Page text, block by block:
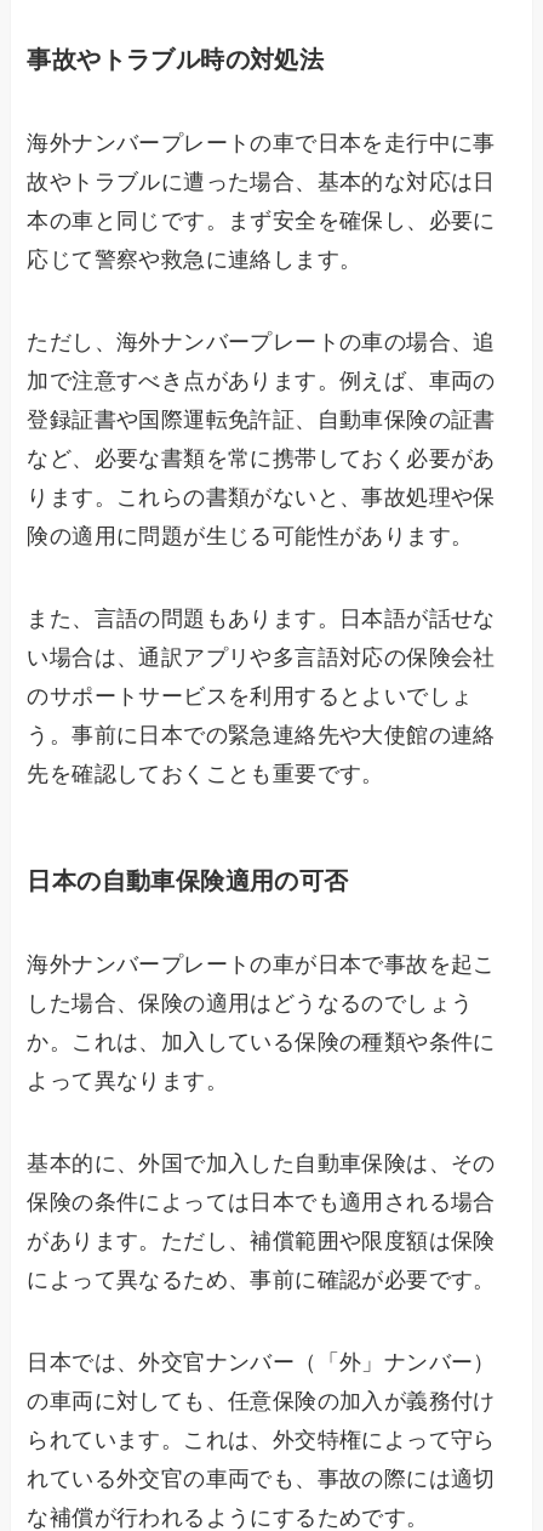
事故やトラブル時の対処法
海外ナンバープレートの車で日本を走行中に事
故やトラブルに遭った場合、基本的な対応は日
本の車と同じです。まず安全を確保し、必要に
応じて警察や救急に連絡します。
ただし、海外ナンバープレートの車の場合、追
加で注意すべき点があります。例えば、車両の
登録証書や国際運転免許証、自動車保険の証書
など、必要な書類を常に携帯しておく必要があ
ります。これらの書類がないと、事故処理や保
険の適用に問題が生じる可能性があります。
また、言語の問題もあります。日本語が話せな
い場合は、通訳アプリや多言語対応の保険会社
のサポートサービスを利用するとよいでしょ
う。事前に日本での緊急連絡先や大使館の連絡
先を確認しておくことも重要です。
日本の自動車保険適用の可否
海外ナンバープレートの車が日本で事故を起こ
した場合、保険の適用はどうなるのでしょう
か。これは、加入している保険の種類や条件に
よって異なります。
基本的に、外国で加入した自動車保険は、その
保険の条件によっては日本でも適用される場合
があります。ただし、補償範囲や限度額は保険
によって異なるため、事前に確認が必要です。
日本では、外交官ナンバー（「外」ナンバー）
の車両に対しても、任意保険の加入が義務付け
られています。これは、外交特権によって守ら
れている外交官の車両でも、事故の際には適切
な補償が行われるようにするためです。